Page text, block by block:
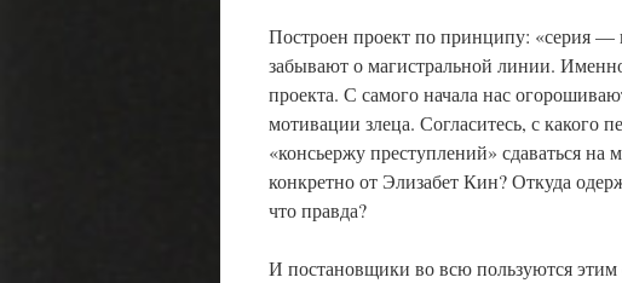
Построен проект по принципу: «серия
забывают о магистральной линии.
проекта. С самого начала нас
мотивации злеца. Согласитесь, с какого
«консьержу преступлений» сдаваться на
конкретно от Элизабет Кин? Откуда
что правда?
И постановщики во всю пользуются